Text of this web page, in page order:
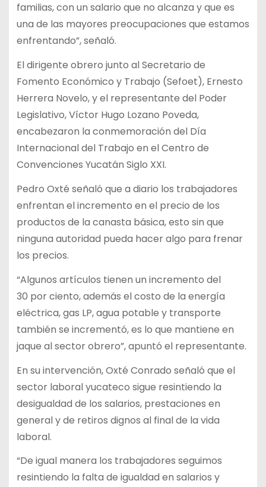
familias, con un salario que no alcanza y que es
una de las mayores preocupaciones que estamos
enfrentando”, señaló.
El dirigente obrero junto al Secretario de
Fomento Económico y Trabajo (Sefoet), Ernesto
Herrera Novelo, y el representante del Poder
Legislativo, Víctor Hugo Lozano Poveda,
encabezaron la conmemoración del Día
Internacional del Trabajo en el Centro de
Convenciones Yucatán Siglo XXI.
Pedro Oxté señaló que a diario los trabajadores
enfrentan el incremento en el precio de los
productos de la canasta básica, esto sin que
ninguna autoridad pueda hacer algo para frenar
los precios.
“Algunos artículos tienen un incremento del
30 por ciento, además el costo de la energía
eléctrica, gas LP, agua potable y transporte
también se incrementó, es lo que mantiene en
jaque al sector obrero”, apuntó el representante.
En su intervención, Oxté Conrado señaló que el
sector laboral yucateco sigue resintiendo la
desigualdad de los salarios, prestaciones en
general y de retiros dignos al final de la vida
laboral.
“De igual manera los trabajadores seguimos
resintiendo la falta de igualdad en salarios y